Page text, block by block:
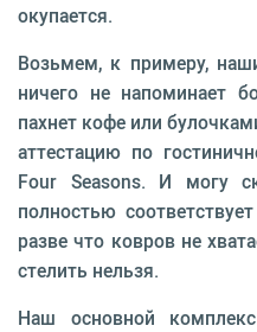
окупается.
Возьмем, к примеру,
ничего не напоминает
пахнет кофе или
аттестацию по
Four Seasons. И могу
полностью
разве что ковров не
стелить нельзя.
Наш основной